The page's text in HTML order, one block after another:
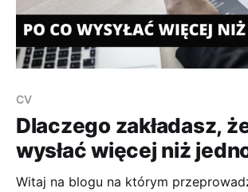
CV
Dlaczego zakładasz,
wysłać więcej niż
Witaj na blogu na którym